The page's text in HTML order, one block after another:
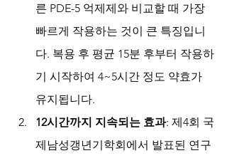
른 PDE-5 억제제와 비교할 때 가장
빠르게 작용하는 것이 큰 특징입니
다. 복용 후 평균 15분 후부터 작용하
기 시작하여 4~5시간 정도 약효가
유지됩니다.
12시간까지 지속되는 효과: 제4회 국
제남성갱년기학회에서 발표된 연구